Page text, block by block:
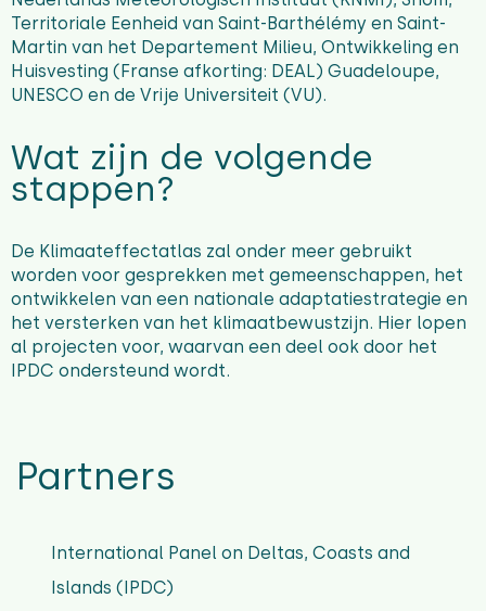
Territoriale Eenheid van Saint-Barthélémy en Saint-
Martin van het Departement Milieu, Ontwikkeling en
Huisvesting (Franse afkorting: DEAL) Guadeloupe,
UNESCO en de Vrije Universiteit (VU).
Wat zijn de volgende
stappen?
De Klimaateffectatlas zal onder meer gebruikt
worden voor gesprekken met gemeenschappen, het
ontwikkelen van een nationale adaptatiestrategie en
het versterken van het klimaatbewustzijn. Hier lopen
al projecten voor, waarvan een deel ook door het
IPDC ondersteund wordt.
Partners
International Panel on Deltas, Coasts and
Islands (IPDC)